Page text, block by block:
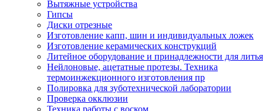
Вытяжные устройства
Гипсы
Диски отрезные
Изготовление капп, шин и индивидуальных ложек
Изготовление керамических конструкций
Литейное оборудование и принадлежности для литья
Нейлоновые, ацетатные протезы. Техника
термоинжекционного изготовления пр
Полировка для зуботехнической лаборатории
Проверка окклюзии
Техника работы с воском